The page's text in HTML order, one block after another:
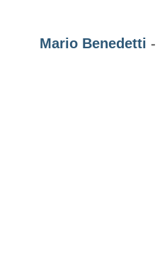
Mario Benedetti -